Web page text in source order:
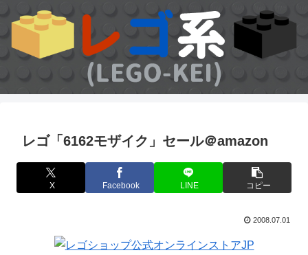
レゴ「6162モザイク」セール＠amazon
X Facebook LINE コピー
2008.07.01